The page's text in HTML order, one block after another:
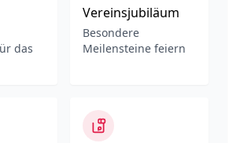
das
Vereinsjubiläum
Besondere
Meilensteine feiern